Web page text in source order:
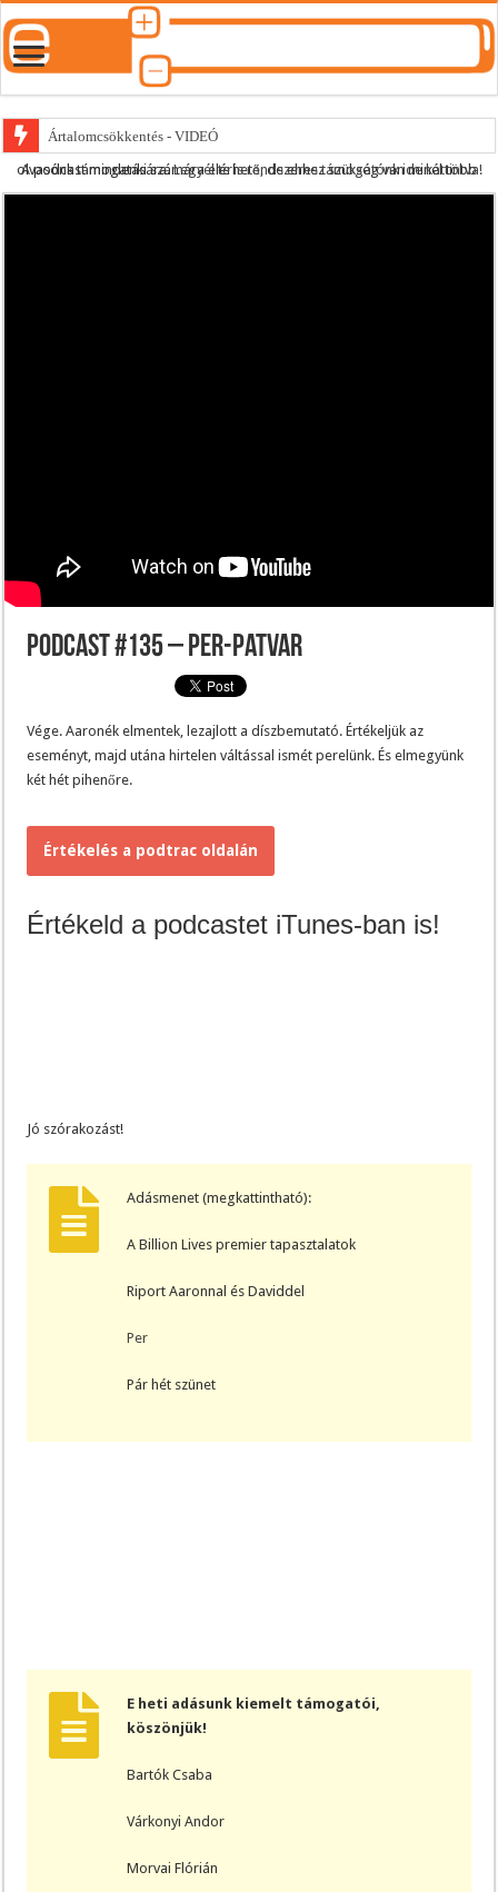
Ártalomcsökkentés - VIDEÓ
E-cigi használati szokások 2.0
A podcast mindenki számára elérhető, de ehhez szükség van minél több olvasónk támogatására.Legyél te is rendszeres támogatónk ide kattintva!
Podcast #135 – Per-patvar
Vége. Aaronék elmentek, lezajlott a díszbemutató. Értékeljük az
eseményt, majd utána hirtelen váltással ismét perelünk. És elmegyünk
két hét pihenőre.
Értékelés a podtrac oldalán
Értékeld a podcastet iTunes-ban is!
Jó szórakozást!
Adásmenet (megkattintható):
A Billion Lives premier tapasztalatok
Riport Aaronnal és Daviddel
Per
Pár hét szünet
E heti adásunk kiemelt támogatói,
köszönjük!
Bartók Csaba
Várkonyi Andor
Morvai Flórián